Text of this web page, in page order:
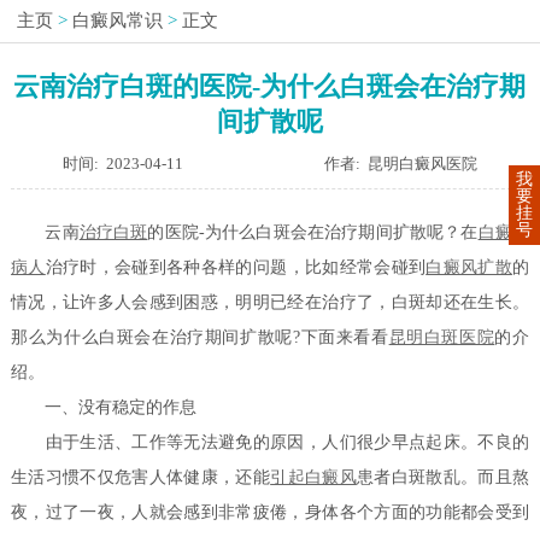
主页 > 白癜风常识 > 正文
云南治疗白斑的医院-为什么白斑会在治疗期
间扩散呢
时间: 2023-04-11 作者: 昆明白癜风医院
云南治疗白斑的医院-为什么白斑会在治疗期间扩散呢？在白癜风
病人 治疗时，会碰到各种各样的问题，比如经常会碰到 白癜风扩散的
情况，让许多人会感到困惑，明明已经在治疗了，白斑却还在生长。
那么为什么白斑会在治疗期间扩散呢?下面来看看昆明白斑医院的介
绍。
一、没有稳定的作息
由于生活、工作等无法避免的原因，人们很少早点起床。不良的
生活习惯不仅危害人体健康，还能引起白癜风患者白斑散乱。而且熬
夜，过了一夜，人就会感到非常疲倦，身体各个方面的功能都会受到
我
要
挂
号